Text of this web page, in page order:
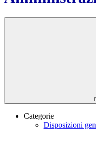
Categorie
Disposizioni